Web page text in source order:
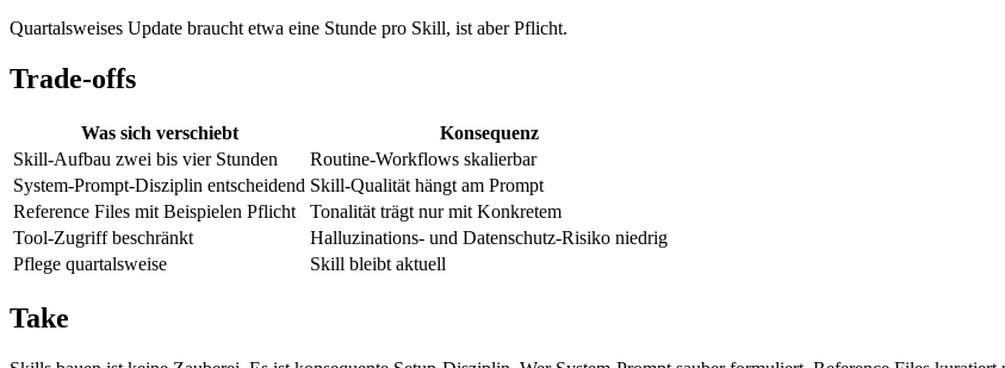
Quartalsweises Update braucht etwa eine Stunde pro Skill, ist aber Pflicht.
Trade-offs
Was sich verschiebt
Konsequenz
Skill-Aufbau zwei bis vier Stunden
Routine-Workflows skalierbar
System-Prompt-Disziplin entscheidend Skill-Qualität hängt am Prompt
Reference Files mit Beispielen Pflicht
Tonalität trägt nur mit Konkretem
Tool-Zugriff beschränkt
Halluzinations- und Datenschutz-Risiko niedrig
Pflege quartalsweise
Skill bleibt aktuell
Take